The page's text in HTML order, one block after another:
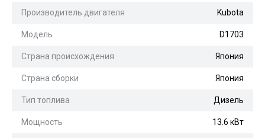
Производитель двигателя Kubota
Модель D1703
Страна происхождения Япония
Страна сборки Япония
Тип топлива Дизель
Мощность 13.6 кВт